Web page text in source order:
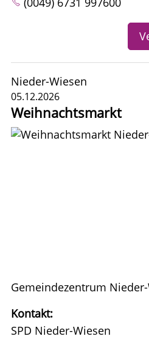
Nieder-Wiesen
05.12.2026
Weihnachtsmarkt
Gemeindezentrum
Kontakt:
SPD Nieder-Wiesen